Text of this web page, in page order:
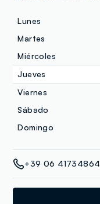
Lunes
Martes
Miércoles
Jueves
Viernes
Sábado
Domingo
+39 06 41734864